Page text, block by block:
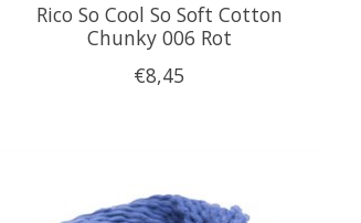
Rico So Cool So Soft Cotton
Chunky 006 Rot
€8,45